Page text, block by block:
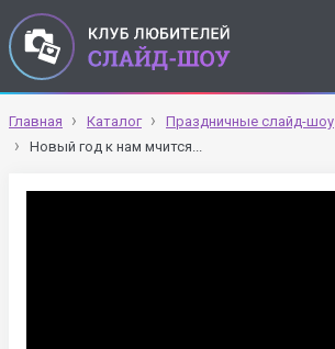
Главная Каталог
Праздничные слайд-шоу
Новый год к нам мчится...